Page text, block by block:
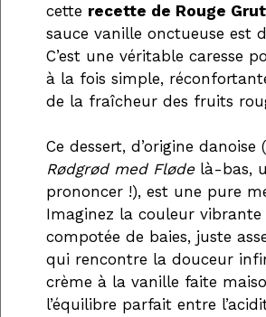
cette recette de Rouge
sauce vanille onctueuse est
C’est une véritable caresse
à la fois simple,
de la fraîcheur des fruits
Ce dessert, d’origine danoise
Rødgrød med Flødelà-bas,
prononcer !), est une pure
Imaginez la couleur vibrante
compotée de baies, juste
qui rencontre la douceur
crème à la vanille faite
l’équilibre parfait entre